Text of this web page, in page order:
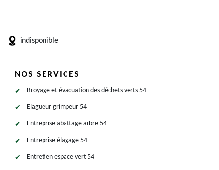
indisponible
NOS SERVICES
Broyage et évacuation des déchets verts 54
Elagueur grimpeur 54
Entreprise abattage arbre 54
Entreprise élagage 54
Entretien espace vert 54